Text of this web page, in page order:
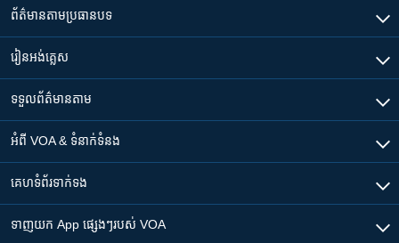
ព័ត៌មាន​តាមប្រធានបទ​
រៀន​​អង់គ្លេស
ទទួល​ព័ត៌មាន​តាម
អំពី​ VOA & ទំនាក់ទំនង
គេហទំព័រ​​ទាក់ទង
ទាញយក​ App ផ្សេងៗ​របស់​ VOA